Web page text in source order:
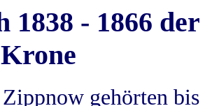
1838 - 1866
gehörten